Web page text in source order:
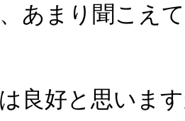
あまり聞こえ
良好と思いま